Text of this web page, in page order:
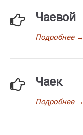
Чаевой
Подробнее→
Чаек
Подробнее→